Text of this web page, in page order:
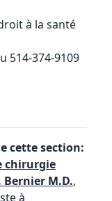
à la santé
514-374-9109
cette section:
chirurgie
M.D.,
à